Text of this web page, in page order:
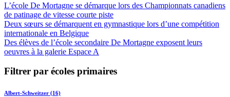
L’école De Mortagne se démarque lors des Championnats canadiens
de patinage de vitesse courte piste
Deux sœurs se démarquent en gymnastique lors d’une compétition
internationale en Belgique
Des élèves de l’école secondaire De Mortagne exposent leurs
oeuvres à la galerie Espace A
Filtrer par écoles primaires
Albert-Schweitzer (16)